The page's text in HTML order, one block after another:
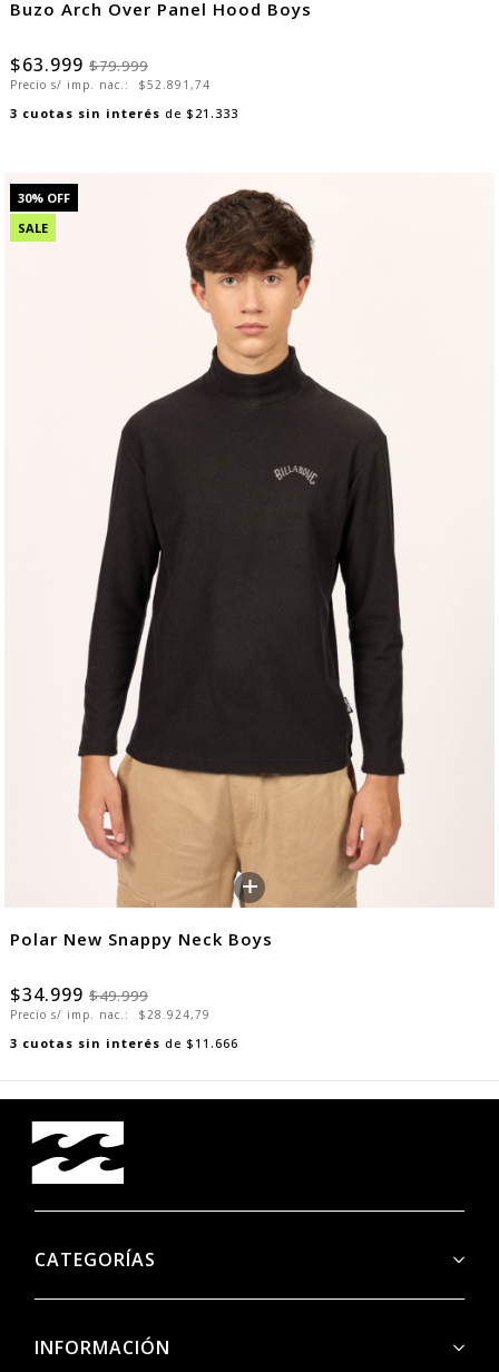
Buzo Arch Over Panel Hood Boys
$63.999 $79.999
Precio s/ imp. nac.: $52.891,74
3 cuotas sin interés de $21.333
30% OFF
SALE
+
Polar New Snappy Neck Boys
$34.999 $49.999
Precio s/ imp. nac.: $28.924,79
3 cuotas sin interés de $11.666
CATEGORÍAS
INFORMACIÓN